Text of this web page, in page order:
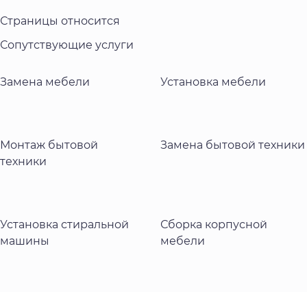
Страницы относится
Сопутствующие услуги
Замена мебели Установка мебели
Монтаж бытовой
техники
Замена бытовой техники
Установка стиральной
машины
Сборка корпусной
мебели